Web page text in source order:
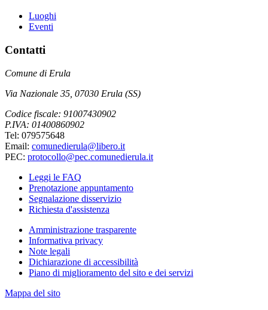
Luoghi
Eventi
Contatti
Comune di Erula
Via Nazionale 35, 07030 Erula (SS)
Codice fiscale: 91007430902
P.IVA: 01400860902
Tel: 079575648
Email: comunedierula@libero.it
PEC: protocollo@pec.comunedierula.it
Leggi le FAQ
Prenotazione appuntamento
Segnalazione disservizio
Richiesta d'assistenza
Amministrazione trasparente
Informativa privacy
Note legali
Dichiarazione di accessibilità
Piano di miglioramento del sito e dei servizi
Mappa del sito